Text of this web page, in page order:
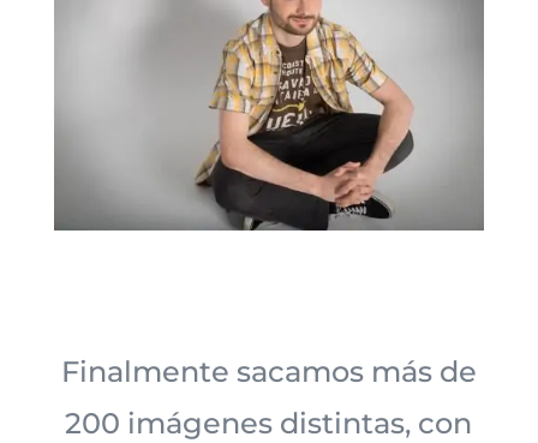
Finalmente sacamos más de
200 imágenes distintas, con